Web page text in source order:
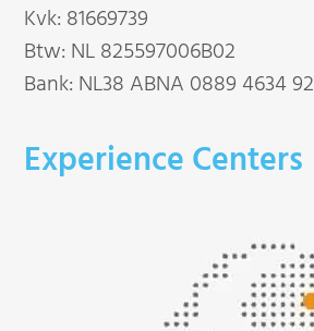
Kvk: 81669739
Btw: NL 825597006B02
Bank: NL38 ABNA 0889 4634 92
Experience Centers